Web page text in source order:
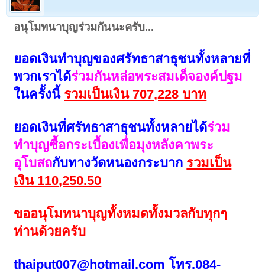
อนุโมทนาบุญร่วมกันนะครับ...
ยอดเงินทำบุญของศรัทธาสาธุชนทั้งหลายที่
พวกเราได้ร่วมกันหล่อพระสมเด็จองค์ปฐม
ในครั้งนี้ รวมเป็นเงิน 707,228 บาท
ยอดเงินที่ศรัทธาสาธุชนทั้งหลายได้ร่วม
ทำบุญซื้อกระเบื้องเพื่อมุงหลังคาพระ
อุโบสถกับทางวัดหนองกระบาก รวมเป็น
เงิน 110,250.50
ขออนุโมทนาบุญทั้งหมดทั้งมวลกับทุกๆ
ท่านด้วยครับ
thaiput007@hotmail.com โทร.084-